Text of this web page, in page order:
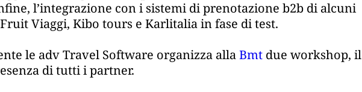
l’integrazione con i sistemi di prenotazione b2b di alcuni
Viaggi, Kibo tours e Karlitalia in fase di test.
le adv Travel Software organizza allaBmt due workshop, il
di tutti i partner.